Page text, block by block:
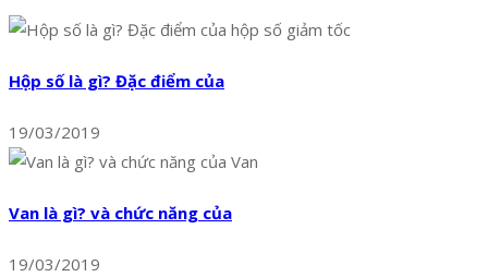
Hộp số là gì? Đặc điểm của
19/03/2019
Van là gì? và chức năng của
19/03/2019